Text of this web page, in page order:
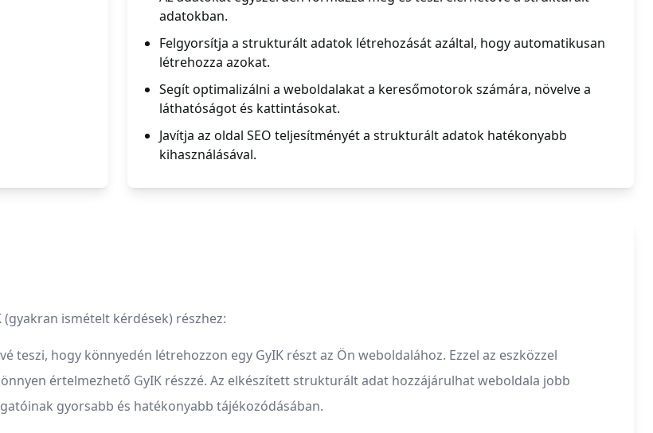
adatokban.
Felgyorsítja a strukturált adatok létrehozását azáltal, hogy automatikusan
létrehozza azokat.
Segít optimalizálni a weboldalakat a keresőmotorok számára, növelve a
láthatóságot és kattintásokat.
Javítja az oldal SEO teljesítményét a strukturált adatok hatékonyabb
kihasználásával.
ismételt kérdések) részhez:
hogy könnyedén létrehozzon egy GyIK részt az Ön weboldalához. Ezzel az eszközzel
értelmezhető GyIK részzé. Az elkészített strukturált adat hozzájárulhat weboldala jobb
gyorsabb és hatékonyabb tájékozódásában.